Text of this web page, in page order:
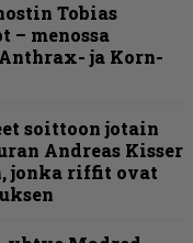
Tobias
– menossa
ja Korn-
soittoon jotain
Andreas Kisser
jonka riffit ovat